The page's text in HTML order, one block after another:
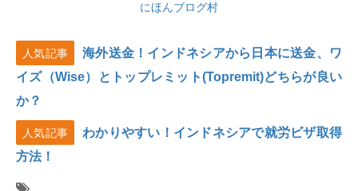
にほんブログ村
人気記事
海外送金！インドネシアから日本に送金、ワ
イズ（Wise）とトップレミット(Topremit)どちらが良い
か？
人気記事
わかりやすい！インドネシアで就労ビザ取得
方法！